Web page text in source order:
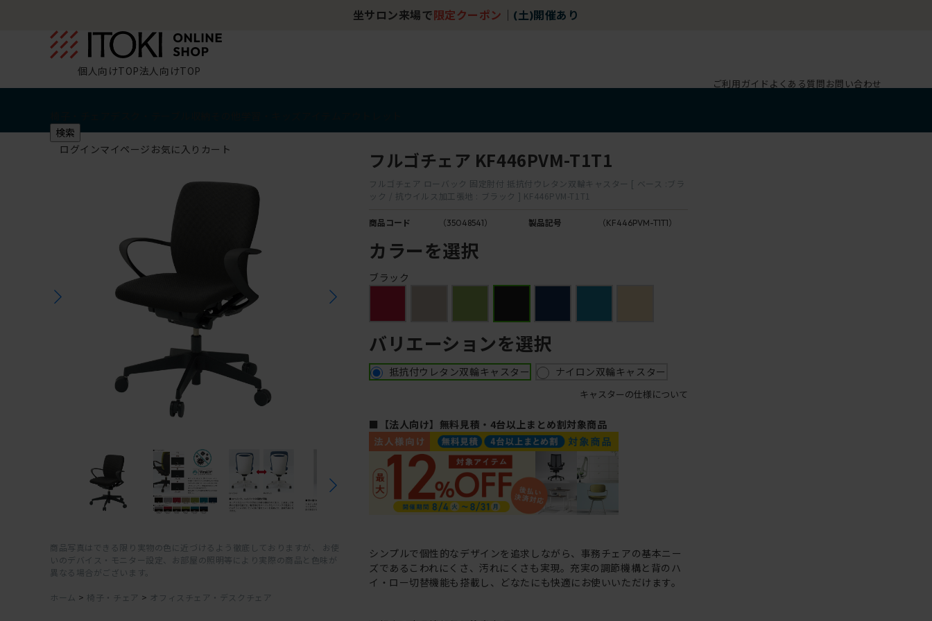
坐サロン来場で 限定クーポン (土)開催あり
個人向けTOP法人向けTOP
ご利用ガイド よくある質問お問い合わせ
検索
ログインマイページ お気に入り カート
商品写真はできる限り実物の色に近づけるよう徹底しておりますが、 お使
いのデバイス・モニター設定、お部屋の照明等により実際の商品と色味が
異なる場合がございます。
ホーム > 椅子・チェア > オフィスチェア・デスクチェア
フルゴチェア KF446PVM-T1T1
フルゴチェア ローバック 固定肘付 抵抗付ウレタン双輪キャスター [ ベース :ブラ
ック / 抗ウイルス加工張地 : ブラック ] KF446PVM-T1T1
商品コード （35048541） 製品記号 （KF446PVM-T1T1）
カラーを選択
ブラック
バリエーションを選択
抵抗付ウレタン双輪キャスター ナイロン双輪キャスター
キャスターの仕様について
■【法人向け】無料見積・4台以上まとめ割対象商品
シンプルで個性的なデザインを追求しながら、事務チェアの基本ニー
ズであるこわれにくさ、汚れにくさも実現。充実の調節機構と背のハ
イ・ロー切替機能も搭載し、どなたにも快適にお使いいただけます。